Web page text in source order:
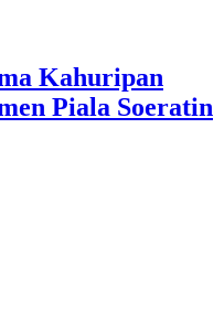
Kahuripan
Piala Soeratin